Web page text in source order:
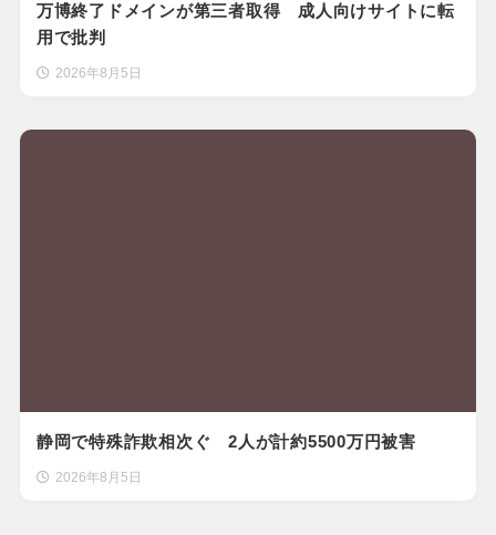
万博終了ドメインが第三者取得 成人向けサイトに転
用で批判
2026年8月5日
静岡で特殊詐欺相次ぐ 2人が計約5500万円被害
2026年8月5日